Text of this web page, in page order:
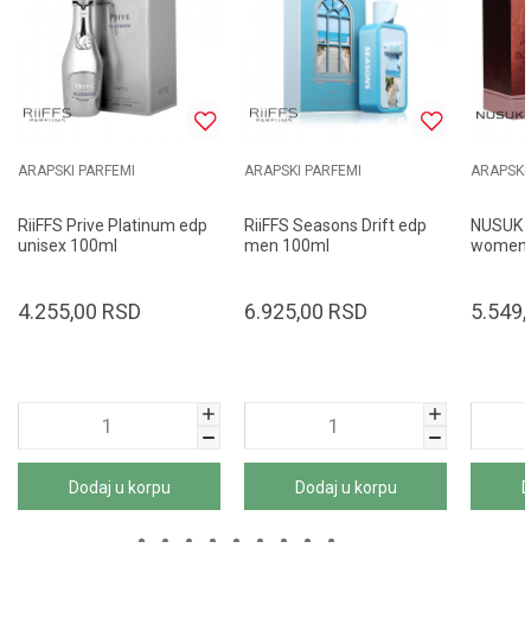
ARAPSKI PARFEMI
RiiFFS Prive Platinum edp
unisex 100ml
4.255,00 RSD
Dodaj u korpu
ARAPSKI PARFEMI
RiiFFS Seasons Drift edp
men 100ml
6.925,00 RSD
Dodaj u korpu
ARAPSKI
women